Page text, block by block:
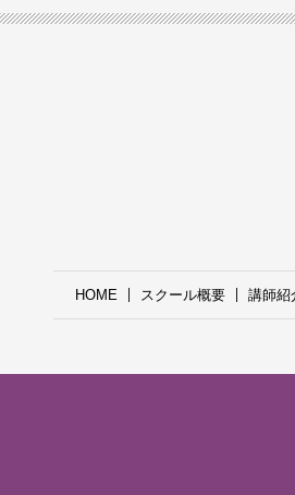
HOME スクール概要 講師紹